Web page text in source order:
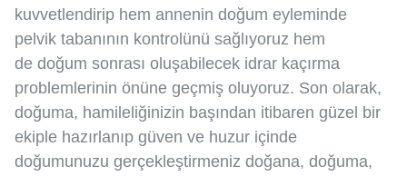
kuvvetlendirip hem annenin doğum eyleminde
pelvik tabanının kontrolünü sağlıyoruz hem
de doğum sonrası oluşabilecek idrar kaçırma
problemlerinin önüne geçmiş oluyoruz. Son olarak,
doğuma, hamileliğinizin başından itibaren güzel bir
ekiple hazırlanıp güven ve huzur içinde
doğumunuzu gerçekleştirmeniz doğana, doğuma,